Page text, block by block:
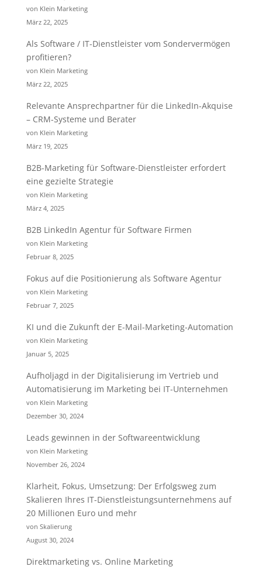
von Klein Marketing
März 22, 2025
Als Software / IT-Dienstleister vom Sondervermögen
profitieren?
von Klein Marketing
März 22, 2025
Relevante Ansprechpartner für die LinkedIn-Akquise
– CRM-Systeme und Berater
von Klein Marketing
März 19, 2025
B2B-Marketing für Software-Dienstleister erfordert
eine gezielte Strategie
von Klein Marketing
März 4, 2025
B2B LinkedIn Agentur für Software Firmen
von Klein Marketing
Februar 8, 2025
Fokus auf die Positionierung als Software Agentur
von Klein Marketing
Februar 7, 2025
KI und die Zukunft der E-Mail-Marketing-Automation
von Klein Marketing
Januar 5, 2025
Aufholjagd in der Digitalisierung im Vertrieb und
Automatisierung im Marketing bei IT-Unternehmen
von Klein Marketing
Dezember 30, 2024
Leads gewinnen in der Softwareentwicklung
von Klein Marketing
November 26, 2024
Klarheit, Fokus, Umsetzung: Der Erfolgsweg zum
Skalieren Ihres IT-Dienstleistungsunternehmens auf
20 Millionen Euro und mehr
von Skalierung
August 30, 2024
Direktmarketing vs. Online Marketing